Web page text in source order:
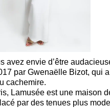
avez envie d’être
par Gwenaëlle Bizot, qui
cachemire.
Lamusée est une maison
par des tenues plus